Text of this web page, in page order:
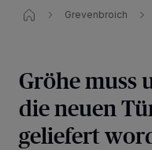
Grevenbroich
Gröhe muss
die neuen
geliefert
wie Browserdaten oder
von OK aktivieren Sie Tracking-